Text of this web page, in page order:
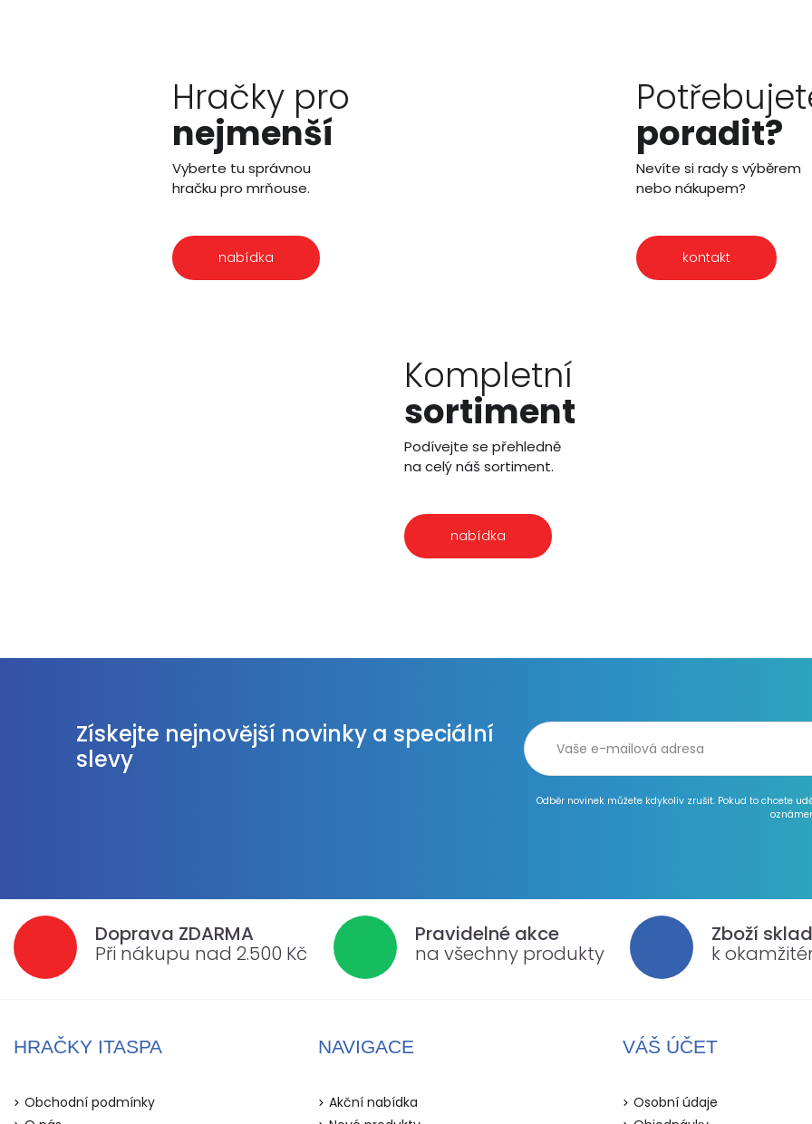
Hračky pro
nejmenší
Vyberte tu správnou
hračku pro mrňouse.
nabídka
poradit?
Nevíte si rady s výběrem
nebo nákupem?
kontakt
Kompletní
sortiment
Podívejte se přehledně
na celý náš sortiment.
nabídka
Získejte nejnovější novinky a speciální
slevy
Odběr novinek můžete kdykoliv zrušit. Pokud to chcete
Doprava ZDARMA
Při nákupu nad 2.500 Kč
Pravidelné akce
na všechny produkty
Zboží
k
HRAČKY ITASPA
Obchodní podmínky
NAVIGACE
Akční nabídka
VÁŠ ÚČET
Osobní údaje